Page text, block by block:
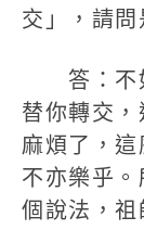
交」，請問
答：不
替你轉交
麻煩了，
不亦樂乎
個說法，